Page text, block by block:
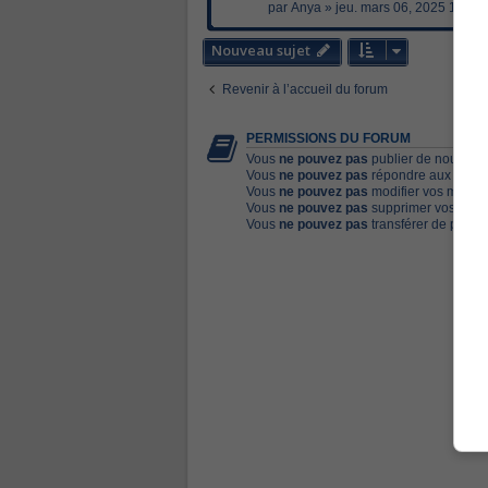
par Anya » jeu. mars 06, 2025 1:44
Nouveau sujet
Revenir à l’accueil du forum
PERMISSIONS DU FORUM
Vous ne pouvez pas publier de
Vous ne pouvez pas répondre aux
Vous ne pouvez pas modifier vos
Vous ne pouvez pas supprimer vos
Vous ne pouvez pas transférer de